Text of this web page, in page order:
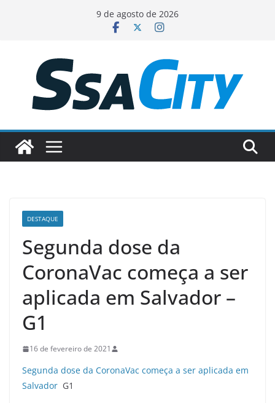
conteúdo
9 de agosto de 2026
DESTAQUE
Segunda dose da
CoronaVac começa a ser
aplicada em Salvador –
G1
16 de fevereiro de 2021
Segunda dose da CoronaVac começa a ser aplicada em
Salvador G1